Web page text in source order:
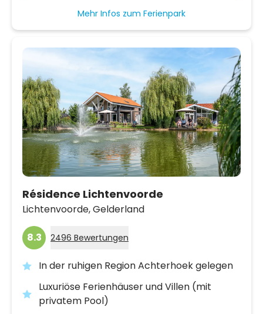
Mehr Infos zum Ferienpark
Résidence Lichtenvoorde
Lichtenvoorde,Gelderland
8.3 2496 Bewertungen
In der ruhigen Region Achterhoek gelegen
Luxuriöse Ferienhäuser und Villen (mit
privatem Pool)